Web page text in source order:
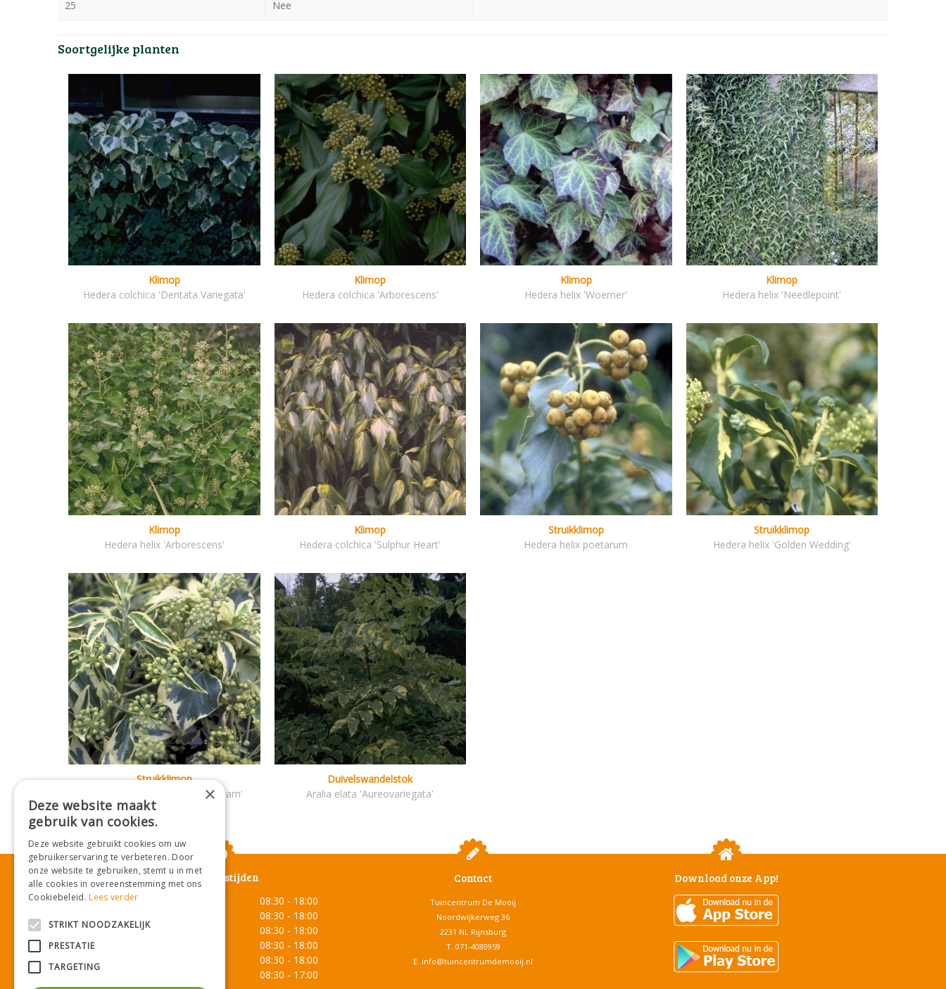
25
Nee
Soortgelijke planten
Klimop
Hedera colchica 'Dentata Variegata'
Klimop
Hedera colchica 'Arborescens'
Klimop
Hedera helix 'Woerner'
Klimop
Hedera helix 'Needlepoint'
Klimop
Hedera helix 'Arborescens'
Klimop
Hedera colchica 'Sulphur Heart'
Struikklimop
Hedera helix poetarum
Struikklimop
Hedera helix 'Golden Wedding'
Struikklimop
Hedera colchica 'Golden Icecream'
Duivelswandelstok
Aralia elata 'Aureovariegata'
Openingstijden
Maandag
08:30 - 18:00
08:30 - 18:00
Woensdag
08:30 - 18:00
08:30 - 18:00
08:30 - 18:00
08:30 - 17:00
Contact
Tuincentrum De Mooij
Noordwijkerweg 36
2231 NL Rijnsburg
T. 071-4080959
E. info@tuincentrumdemooij.nl
Download onze App!
×
Deze website maakt
gebruik van cookies.
Deze website gebruikt cookies om uw
gebruikerservaring te verbeteren. Door
onze website te gebruiken, stemt u in met
alle cookies in overeenstemming met ons
Cookiebeleid.Lees verder
STRIKT NOODZAKELIJK
PRESTATIE
TARGETING